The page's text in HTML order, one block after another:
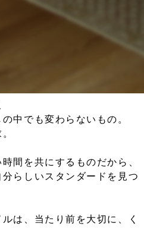
中でも変わらないもの。
間を共にするものだから、
らしいスタンダードを見つ
は、当たり前を大切に、く